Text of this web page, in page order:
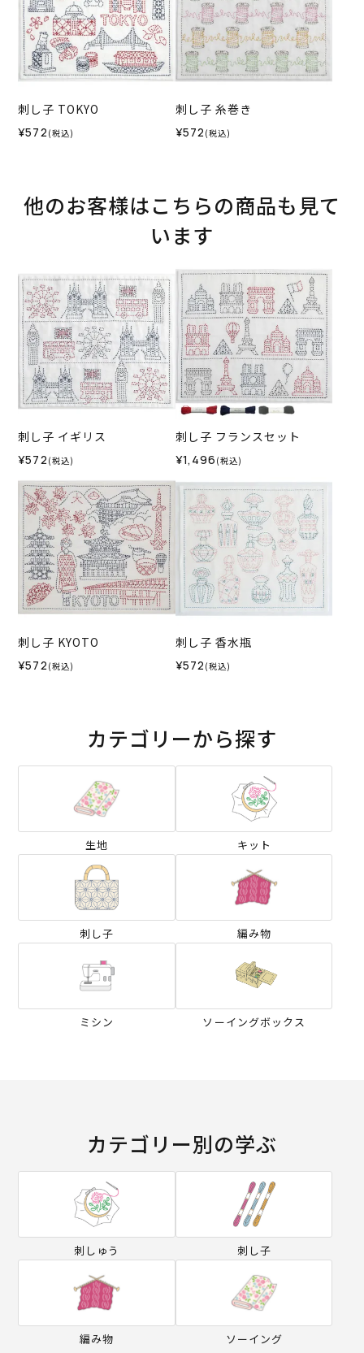
刺し子 TOKYO
¥572 (税込)
刺し子 糸巻き
¥572 (税込)
他のお客様はこちらの商品も見て
います
刺し子 イギリス
¥572 (税込)
刺し子 フランスセット
¥1,496 (税込)
刺し子 KYOTO
¥572 (税込)
刺し子 香水瓶
¥572 (税込)
カテゴリーから探す
生地 キット
刺し子 編み物
ミシン ソーイングボックス
カテゴリー別の学ぶ
刺しゅう 刺し子
編み物 ソーイング